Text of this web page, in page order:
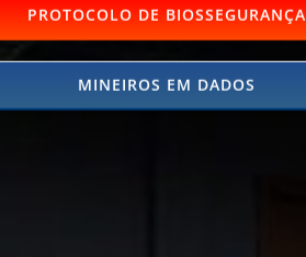
PROTOCOLO DE BIOSSEGURANÇA
MINEIROS EM DADOS